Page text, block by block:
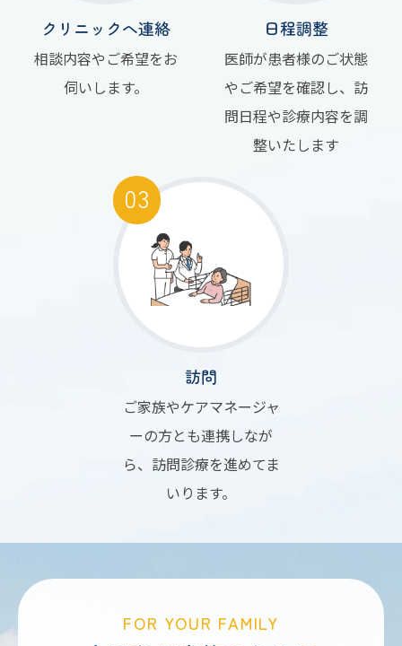
クリニックへ連絡
相談内容やご希望をお
伺いします。
日程調整
医師が患者様のご状態
やご希望を確認し、訪
問日程や診療内容を調
整いたします
訪問
ご家族やケアマネージャ
ーの方とも連携しなが
ら、訪問診療を進めてま
いります。
FOR YOUR FAMILY